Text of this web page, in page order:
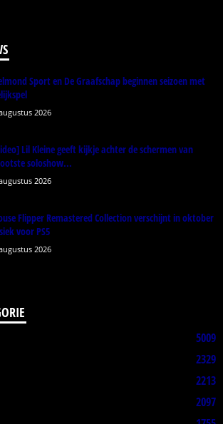
Sport en De Graafschap beginnen seizoen met
2026
Lil Kleine geeft kijkje achter de schermen van
soloshow...
2026
Flipper Remastered Collection verschijnt in oktober
voor PS5
2026
5009
2329
2213
2097